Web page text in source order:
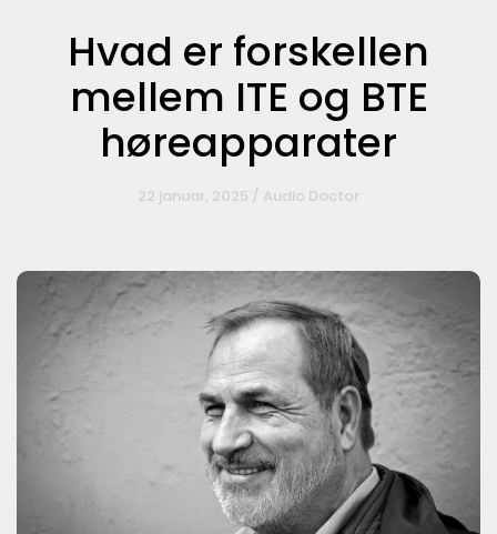
Hvad er forskellen
mellem ITE og BTE
høreapparater
22 januar, 2025 / Audio Doctor